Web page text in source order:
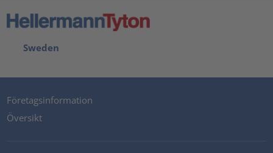
Sweden
Företagsinformation
Översikt